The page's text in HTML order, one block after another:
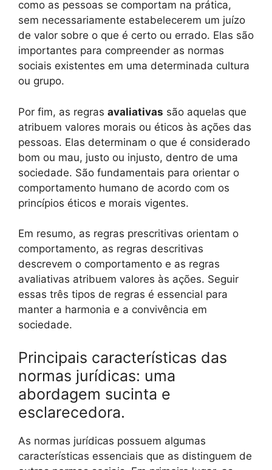
como as pessoas se comportam na prática,
sem necessariamente estabelecerem um juízo
de valor sobre o que é certo ou errado. Elas são
importantes para compreender as normas
sociais existentes em uma determinada cultura
ou grupo.
Por fim, as regras avaliativas são aquelas que
atribuem valores morais ou éticos às ações das
pessoas. Elas determinam o que é considerado
bom ou mau, justo ou injusto, dentro de uma
sociedade. São fundamentais para orientar o
comportamento humano de acordo com os
princípios éticos e morais vigentes.
Em resumo, as regras prescritivas orientam o
comportamento, as regras descritivas
descrevem o comportamento e as regras
avaliativas atribuem valores às ações. Seguir
essas três tipos de regras é essencial para
manter a harmonia e a convivência em
sociedade.
Principais características das
normas jurídicas: uma
abordagem sucinta e
esclarecedora.
As normas jurídicas possuem algumas
características essenciais que as distinguem de